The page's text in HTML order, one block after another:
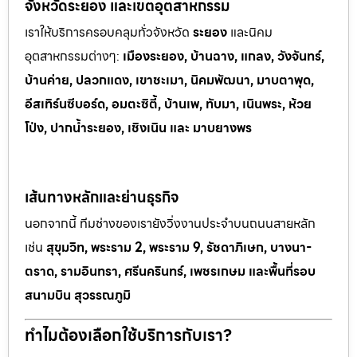
จังหวัดระยอง และเขตอุตสาหกรรม
เราให้บริการครอบคลุมทั่วจังหวัด ระยอง และนิคม
อุตสาหกรรมต่างๆ: เมืองระยอง, บ้านฉาง, แกลง, วังจันทร์,
บ้านค่าย, ปลวกแดง, เขาชะเมา, นิคมพัฒนา, มาบตาพุด,
อีสเทิร์นซีบอร์ด, อมตะซิตี้, บ้านเพ, ทับมา, เนินพระ, ห้วย
โป่ง, ปากน้ำระยอง, เชิงเนิน และ มาบยางพร
เส้นทางหลักและย่านธุรกิจ
นอกจากนี้ ทีมช่างของเรายังวิ่งงานประจำบนถนนสายหลัก
เช่น สุขุมวิท, พระราม 2, พระราม 9, รัชดาภิเษก, บางนา-
ตราด, รามอินทรา, ศรีนครินทร์, เพชรเกษม และพื้นที่รอบ
สนามบิน สุวรรณภูมิ
ทำไมต้องเลือกใช้บริการกับเรา?